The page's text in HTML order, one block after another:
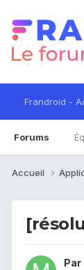
Frandroid -
Forums
Accueil
Par